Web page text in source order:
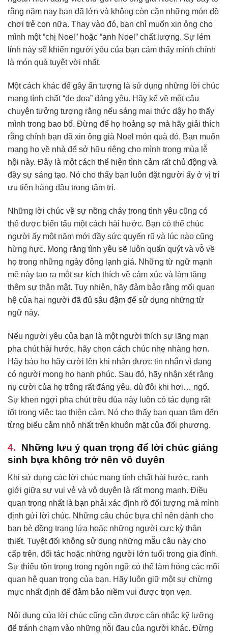
rằng năm nay bạn đã lớn và không còn cần những món đồ
chơi trẻ con nữa. Thay vào đó, bạn chỉ muốn xin ông cho
mình một “chị Noel” hoặc “anh Noel” chất lượng. Sự lém
lỉnh này sẽ khiến người yêu của bạn cảm thấy mình chính
là món quà tuyệt vời nhất.
Một cách khác để gây ấn tượng là sử dụng những lời chúc
mang tính chất “đe dọa” đáng yêu. Hãy kể về một câu
chuyện tưởng tượng rằng nếu sáng mai thức dậy họ thấy
mình trong bao bố. Đừng để họ hoảng sợ mà hãy giải thích
rằng chính bạn đã xin ông già Noel món quà đó. Bạn muốn
mang họ về nhà để sở hữu riêng cho mình trong mùa lễ
hội này. Đây là một cách thể hiện tình cảm rất chủ động và
đầy sự sáng tạo. Nó cho thấy bạn luôn đặt người ấy ở vị trí
ưu tiên hàng đầu trong tâm trí.
Những lời chúc về sự nồng cháy trong tình yêu cũng có
thể được biến tấu một cách hài hước. Bạn có thể chúc
người ấy một năm mới đầy sức quyến rũ và lúc nào cũng
hừng hực. Mong rằng tình yêu sẽ luôn quấn quýt và vỗ về
họ trong những ngày đông lạnh giá. Những từ ngữ mạnh
mẽ này tạo ra một sự kích thích về cảm xúc và làm tăng
thêm sự thân mật. Tuy nhiên, hãy đảm bảo rằng mối quan
hệ của hai người đã đủ sâu đậm để sử dụng những từ
ngữ này.
Nếu người yêu của bạn là một người thích sự lãng mạn
pha chút hài hước, hãy chọn cách chúc nhẹ nhàng hơn.
Hãy bảo họ hãy cười lên khi nhận được tin nhắn vì đang
có người mong họ hạnh phúc. Sau đó, hãy nhận xét rằng
nụ cười của họ trông rất đáng yêu, dù đôi khi hơi… ngố.
Sự khen ngợi pha chút trêu đùa này luôn có tác dụng rất
tốt trong việc tạo thiện cảm. Nó cho thấy bạn quan tâm đến
từng biểu cảm nhỏ nhất trên khuôn mặt của đối phương.
Những lưu ý quan trọng để lời chúc giáng
sinh bựa không trở nên vô duyên
Khi sử dụng các lời chúc mang tính chất hài hước, ranh
giới giữa sự vui vẻ và vô duyên là rất mong manh. Điều
quan trọng nhất là bạn phải xác định rõ đối tượng mà mình
định gửi lời chúc. Những câu chúc bựa chỉ nên dành cho
bạn bè đồng trang lứa hoặc những người cực kỳ thân
thiết. Tuyệt đối không sử dụng những mẫu câu này cho
cấp trên, đối tác hoặc những người lớn tuổi trong gia đình.
Sự thiếu tôn trọng trong ngôn ngữ có thể làm hỏng các mối
quan hệ quan trọng của bạn. Hãy luôn giữ một sự chừng
mực nhất định để đảm bảo niềm vui được trọn vẹn.
Nội dung của lời chúc cũng cần được cân nhắc kỹ lưỡng
để tránh chạm vào những nỗi đau của người khác. Đừng